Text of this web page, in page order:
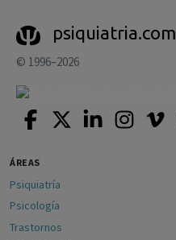
psiquiatria.com
© 1996–2026
ÁREAS
Psiquiatría
Psicología
Trastornos